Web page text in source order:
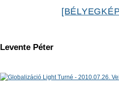
Levente Péter